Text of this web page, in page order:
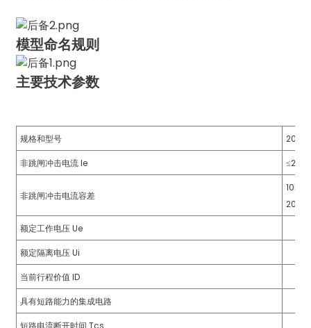
模型命名规则
主要技术参数
规格和型号 20千
非跳闸冲击电流 Ie
非跳闸冲击电流容差
额定工作电压 Ue
额定隔离电压 Ui
当前行程价值 ID
具有短路能力的集成电路